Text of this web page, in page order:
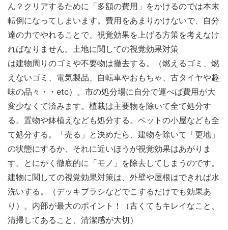
ん？クリアするために「多額の費用」をかけるのでは本末
転倒になってしまいます。費用をあまりかけないで、自分
達の力でやれることで、視覚効果を上げる方策を考えなけ
ればなりません。土地に関しての視覚効果対策
は建物周りのゴミや不要物は撤去する。（燃えるゴミ、燃
えないゴミ、電気製品、自転車やおもちゃ、古タイヤや趣
味の品々・・etc）。市の処分場に自分で運べば費用が大
変少なくて済みます。植栽は主要物を除いて全て処分す
る。置物や鉢植えなども処分する。ペットの小屋なども全
て処分する。「売る」と決めたら、建物を除いて「更地」
の状態にするか、それに近いほうが視覚効果はあがりま
す。とにかく徹底的に「モノ」を除去してしまうのです。
建物に関しての視覚効果対策は、外壁や屋根はできれば水
洗いする。（デッキブラシなどでこするだけでも効果あ
り）。内部が最大のポイント！（古くてもキレイなこと、
清掃してあること、清潔感が大切）